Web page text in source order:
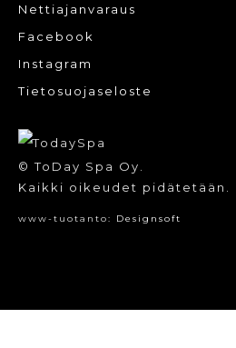
Nettiajanvaraus
Facebook
Instagram
Tietosuojaseloste
© ToDay Spa Oy.
Kaikki oikeudet pidätetään.
www-tuotanto: Designsoft